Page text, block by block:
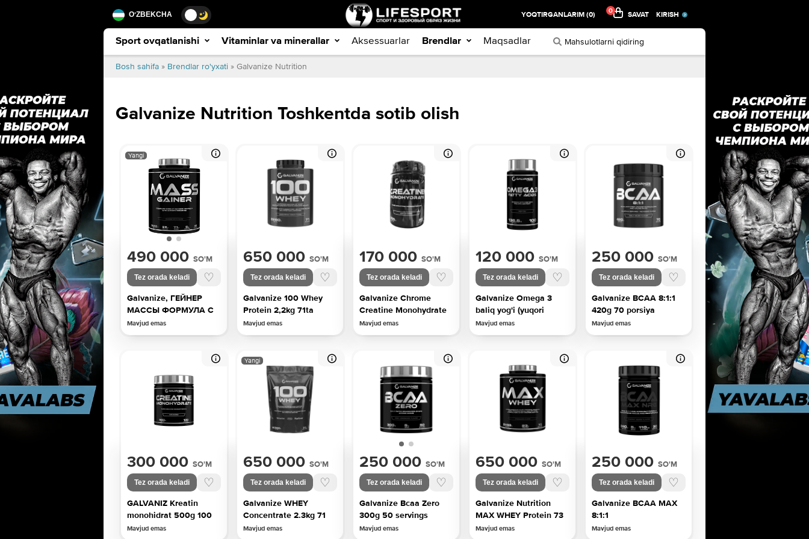
ОʻZBEKCHA YOQTIRGANLARIM (0) 0 SAVAT KIRISH
Sport ovqatlanishi Vitaminlar va minerallar Aksessuarlar Brendlar Maqsadlar
Bosh sahifa » Brendlar ro'yxati » Galvanize Nutrition
Galvanize Nutrition Toshkentda sotib olish
Yangi
490 000 SO'M
Tez orada keladi ♡
Galvanize, ГЕЙНЕР
МАССЫ ФОРМУЛА С
Mavjud emas
650 000 SO'M
Tez orada keladi ♡
Galvanize 100 Whey
Protein 2,2kg 71ta
Mavjud emas
170 000 SO'M
Tez orada keladi ♡
Galvanize Chrome
Creatine Monohydrate
Mavjud emas
120 000 SO'M
Tez orada keladi ♡
Galvanize Omega 3
baliq yog'i (yuqori
Mavjud emas
250 000 SO'M
Tez orada keladi ♡
Galvanize BCAA 8:1:1
420g 70 porsiya
Mavjud emas
300 000 SO'M
Tez orada keladi ♡
GALVANIZ Kreatin
monohidrat 500g 100
ta
Mavjud emas
Yangi
650 000 SO'M
Tez orada keladi ♡
Galvanize WHEY
Concentrate 2.3kg 71
Mavjud emas
250 000 SO'M
Tez orada keladi ♡
Galvanize Bcaa Zero
300g 50 servings
Mavjud emas
650 000 SO'M
Tez orada keladi ♡
Galvanize Nutrition
MAX WHEY Protein 73
Mavjud emas
250 000 SO'M
Tez orada keladi ♡
Galvanize BCAA MAX
8:1:1
Mavjud emas